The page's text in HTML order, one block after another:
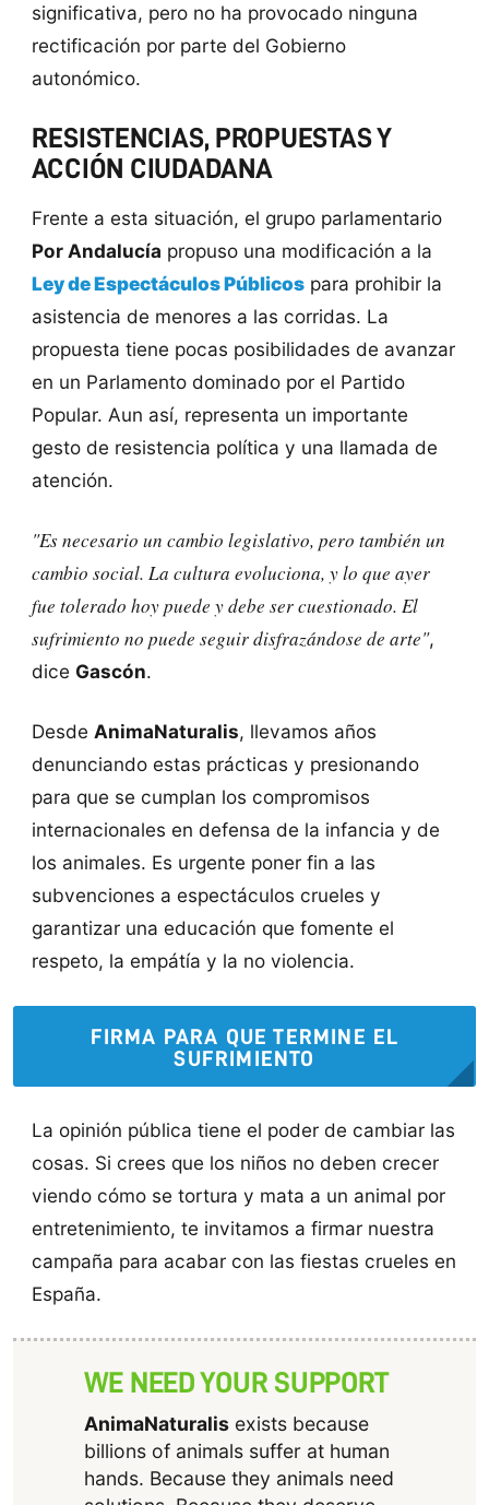
significativa, pero no ha provocado ninguna
rectificación por parte del Gobierno
autonómico.
RESISTENCIAS, PROPUESTAS Y
ACCIÓN CIUDADANA
Frente a esta situación, el grupo parlamentario
Por Andalucía propuso una modificación a la
Ley de Espectáculos Públicospara prohibir la
asistencia de menores a las corridas. La
propuesta tiene pocas posibilidades de avanzar
en un Parlamento dominado por el Partido
Popular. Aun así, representa un importante
gesto de resistencia política y una llamada de
atención.
"Es necesario un cambio legislativo, pero también un
cambio social. La cultura evoluciona, y lo que ayer
fue tolerado hoy puede y debe ser cuestionado. El
sufrimiento no puede seguir disfrazándose de arte",
dice Gascón.
Desde AnimaNaturalis, llevamos años
denunciando estas prácticas y presionando
para que se cumplan los compromisos
internacionales en defensa de la infancia y de
los animales. Es urgente poner fin a las
subvenciones a espectáculos crueles y
garantizar una educación que fomente el
respeto, la empátía y la no violencia.
FIRMA PARA QUE TERMINE EL
SUFRIMIENTO
La opinión pública tiene el poder de cambiar las
cosas. Si crees que los niños no deben crecer
viendo cómo se tortura y mata a un animal por
entretenimiento, te invitamos a firmar nuestra
campaña para acabar con las fiestas crueles en
España.
WE NEED YOUR SUPPORT
AnimaNaturalisexists because
billions of animals suffer at human
hands. Because they animals need